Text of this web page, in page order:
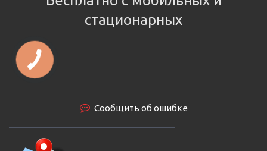
стационарных
Сообщить об ошибке